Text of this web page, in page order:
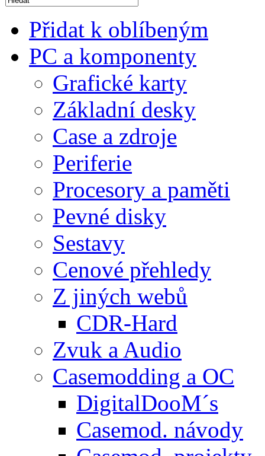
Přidat k oblíbeným
PC a komponenty
Grafické karty
Základní desky
Case a zdroje
Periferie
Procesory a paměti
Pevné disky
Sestavy
Cenové přehledy
Z jiných webů
CDR-Hard
Zvuk a Audio
Casemodding a OC
DigitalDooM´s
Casemod. návody